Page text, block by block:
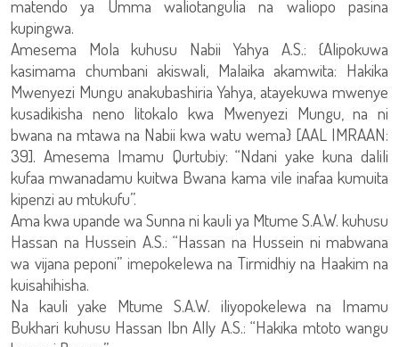
matendo ya Umma waliotangulia na waliopo pasina
kupingwa.
Amesema Mola kuhusu Nabii Yahya A.S.: {Alipokuwa
kasimama chumbani akiswali, Malaika akamwita: Hakika
Mwenyezi Mungu anakubashiria Yahya, atayekuwa mwenye
kusadikisha neno litokalo kwa Mwenyezi Mungu, na ni
bwana na mtawa na Nabii kwa watu wema} [AAL IMRAAN:
39]. Amesema Imamu Qurtubiy: “Ndani yake kuna dalili
kufaa mwanadamu kuitwa Bwana kama vile inafaa kumuita
kipenzi au mtukufu”.
Ama kwa upande wa Sunna ni kauli ya Mtume S.A.W. kuhusu
Hassan na Hussein A.S.: “Hassan na Hussein ni mabwana
wa vijana peponi” imepokelewa na Tirmidhiy na Haakim na
kuisahihisha.
Na kauli yake Mtume S.A.W. iliyopokelewa na Imamu
Bukhari kuhusu Hassan Ibn Ally A.S.: “Hakika mtoto wangu